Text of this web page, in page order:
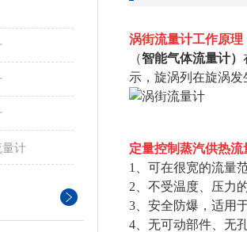
计
涡街流量计工作原理
（智能气体流量计）
示，旋涡列在旋涡
定量控制蒸汽供热流
1、可在很宽的流量
2、不受温度、压力
3、安全防爆，适用
4、无可动部件、无